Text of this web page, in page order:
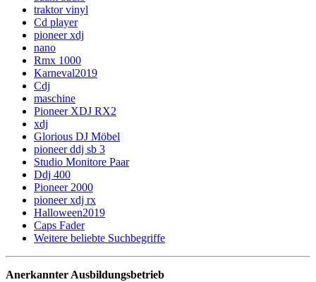
traktor vinyl
Cd player
pioneer xdj
nano
Rmx 1000
Karneval2019
Cdj
maschine
Pioneer XDJ RX2
xdj
Glorious DJ Möbel
pioneer ddj sb 3
Studio Monitore Paar
Ddj 400
Pioneer 2000
pioneer xdj rx
Halloween2019
Caps Fader
Weitere beliebte Suchbegriffe
Anerkannter Ausbildungsbetrieb